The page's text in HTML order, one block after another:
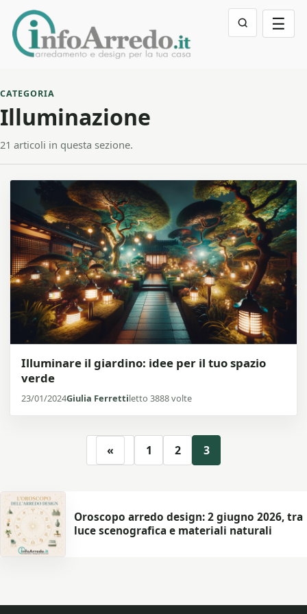
☰
CATEGORIA
Illuminazione
21 articoli in questa sezione.
Illuminare il giardino: idee per il tuo spazio
verde
23/01/2024Giulia Ferrettiletto 3888 volte
« 1 2 3
Oroscopo arredo design: 2 giugno 2026, tra
luce scenografica e materiali naturali